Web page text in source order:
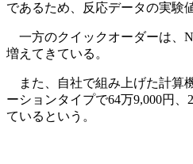
であるため、反応データの実験
一方のクイックオーダーは、
増えてきている。
また、自社で組み上げた計算
ーションタイプで64万9,000円
ているという。